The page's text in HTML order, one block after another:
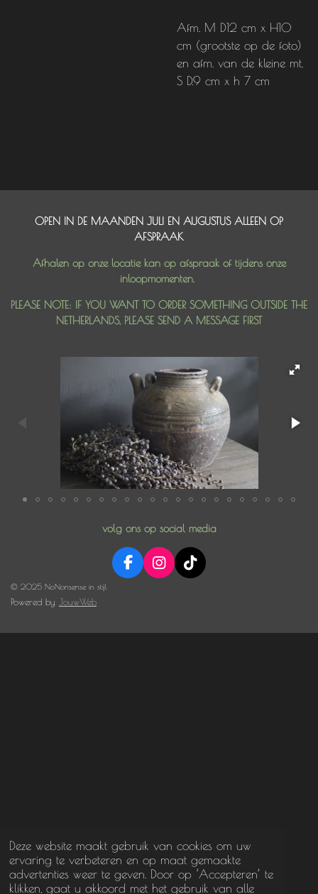
Deze website maakt gebruik van cookies om uw
ervaring te verbeteren en op maat gemaakte
advertenties weer te geven. Door op ‘Accepteren’ te
klikken, gaat u akkoord met het gebruik van alle
Afm. M D12 cm x H10
cm (grootste op de foto)
en afm. van de kleine mt.
S D.9 cm x h 7 cm
OPEN IN DE MAANDEN JULI EN AUGUSTUS ALLEEN OP
AFSPRAAK
Afhalen op onze locatie kan op afspraak of tijdens onze
inloopmomenten.
PLEASE NOTE: IF YOU WANT TO ORDER SOMETHING OUTSIDE THE
NETHERLANDS, PLEASE SEND A MESSAGE FIRST
volg ons op social media
F
a
I
n
T
i
© 2025 NoNonsense in stijl
Powered by JouwWeb